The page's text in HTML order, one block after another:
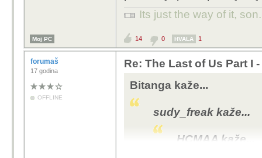
Its just the way of it,
Moj PC 14 0 HVALA 1
forumaš
17 godina
OFFLINE
Re: The Last of Us Part I
Bitanga kaže...
sudy_freak kaže...
HCMAA kaže...